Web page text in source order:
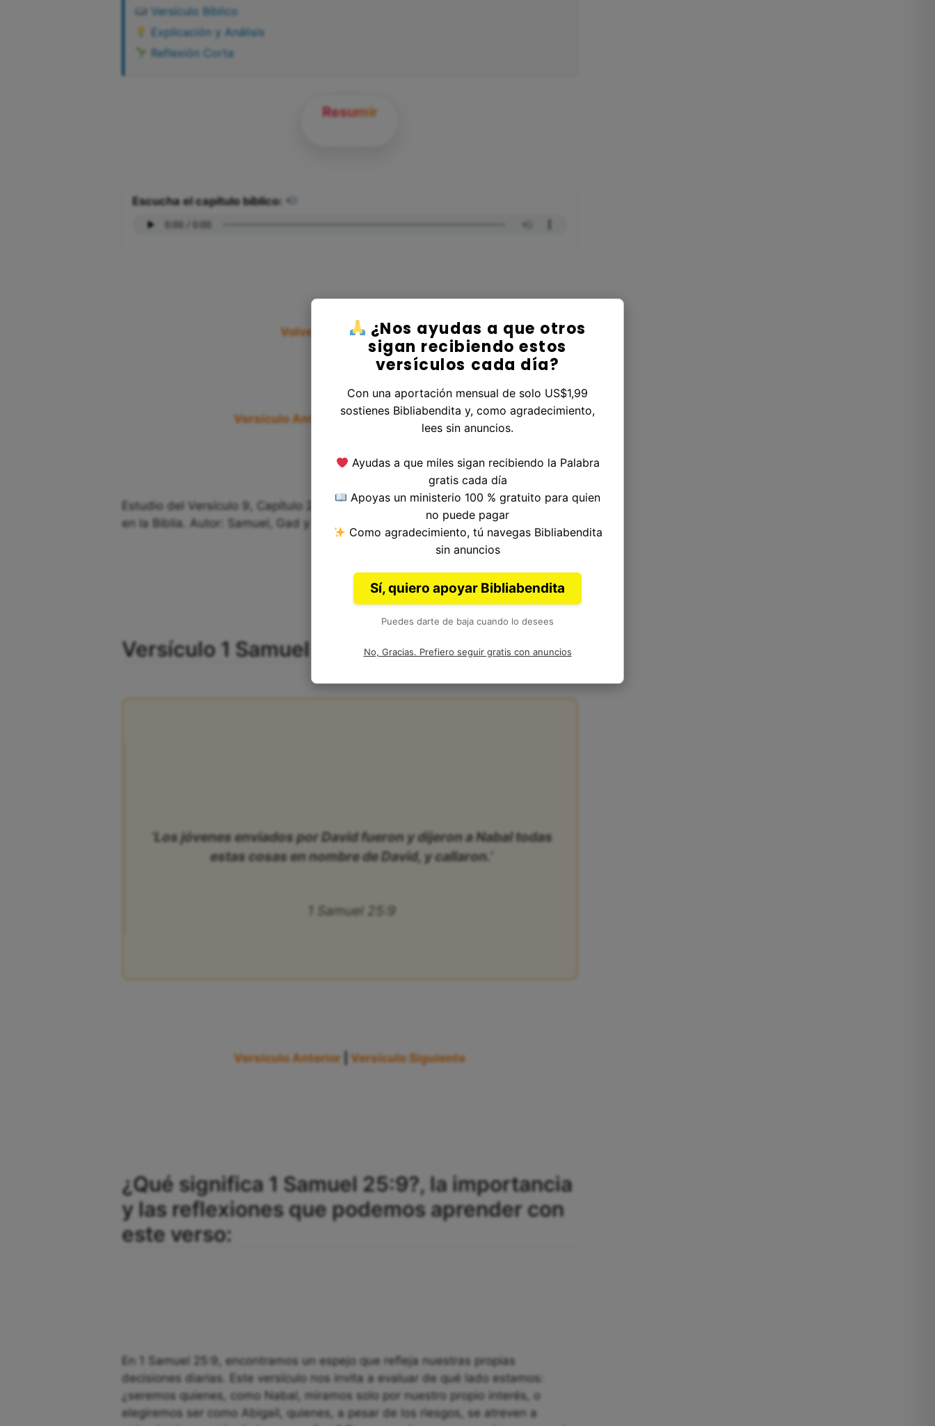
Versículo Bíblico
Explicación y Análisis
Reflexión Corta
Resumir
Escucha el capítulo bíblico:
Volver al Libro 1 Samuel
Versículo Anterior|Versículo Siguiente
Estudio del Versículo 9, Capítulo 25, Libro de 1 Samuel del Antiguo Testamento
en la Biblia. Autor: Samuel, Gad y Natán.
Versículo 1 Samuel 25:9 en la Biblia
‘Los jóvenes enviados por David fueron y dijeron a Nabal todas
estas cosas en nombre de David, y callaron.’
1 Samuel 25:9
Versículo Anterior |Versículo Siguiente
¿Qué significa 1 Samuel 25:9?, la importancia
y las reflexiones que podemos aprender con
este verso:
En 1 Samuel 25:9, encontramos un espejo que refleja nuestras propias
decisiones diarias. Este versículo nos invita a evaluar de qué lado estamos:
¿seremos quienes, como Nabal, miramos solo por nuestro propio interés, o
elegiremos ser como Abigail, quienes, a pesar de los riesgos, se atreven a
¿Nos ayudas a que otros
sigan recibiendo estos
versículos cada día?
Con una aportación mensual de solo US$1,99
sostienes Bibliabendita y, como agradecimiento,
lees sin anuncios.
Ayudas a que miles sigan recibiendo la Palabra
gratis cada día
Apoyas un ministerio 100 % gratuito para quien
no puede pagar
Como agradecimiento, tú navegas Bibliabendita
sin anuncios
Sí, quiero apoyar Bibliabendita
Puedes darte de baja cuando lo desees
No, Gracias. Prefiero seguir gratis con anuncios